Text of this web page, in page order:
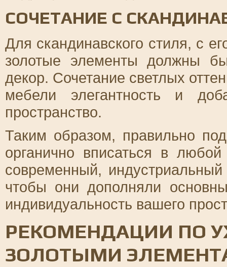
СОЧЕТАНИЕ С
Для скандинавского стиля, с
золотые элементы должны
декор. Сочетание светлых
мебели элегантность и
пространство.
Таким образом, правильно
органично вписаться в
современный,
чтобы они дополняли
индивидуальность вашего
РЕКОМЕНДАЦИИ ПО
ЗОЛОТЫМИ